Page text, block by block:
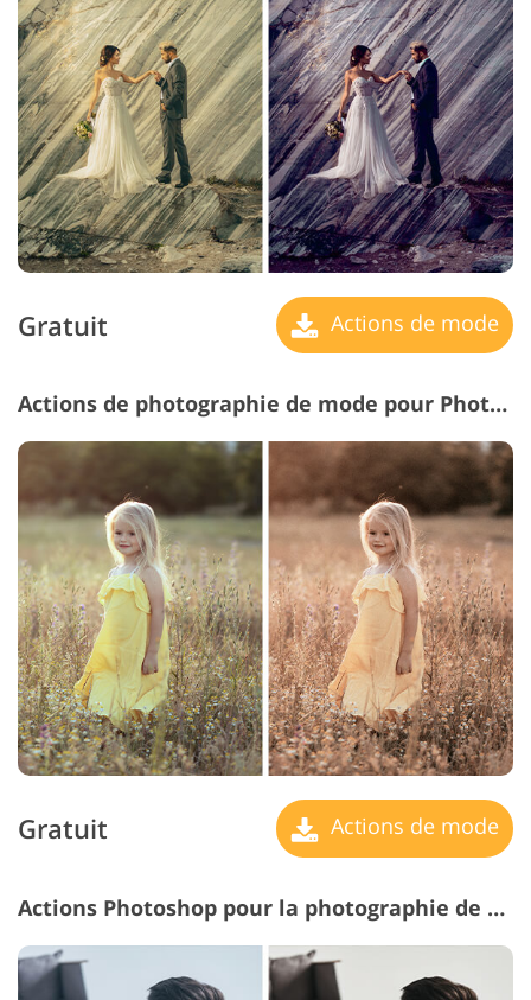
Gratuit Actions de mode
Actions de photographie de mode pour Photoshop #23 "Old Film"
Gratuit Actions de mode
Actions Photoshop pour la photographie de mode #24 "Pale"